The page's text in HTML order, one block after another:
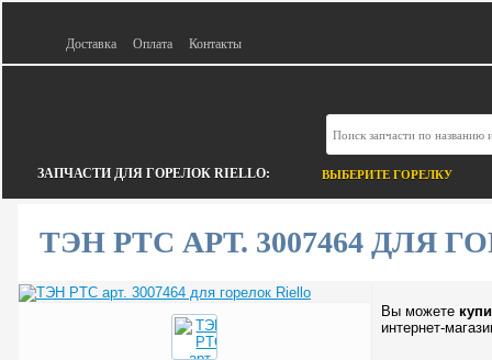
Доставка Оплата Контакты
ЗАПЧАСТИ ДЛЯ ГОРЕЛОК RIELLO: ВЫБЕРИТЕ ГОРЕЛКУ
ТЭН PTC АРТ. 3007464 ДЛЯ
Вы можете
интернет-